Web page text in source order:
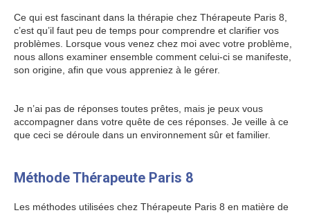
Ce qui est fascinant dans la thérapie chez Thérapeute Paris 8,
c’est qu’il faut peu de temps pour comprendre et clarifier vos
problèmes. Lorsque vous venez chez moi avec votre problème,
nous allons examiner ensemble comment celui-ci se manifeste,
son origine, afin que vous appreniez à le gérer.
Je n’ai pas de réponses toutes prêtes, mais je peux vous
accompagner dans votre quête de ces réponses. Je veille à ce
que ceci se déroule dans un environnement sûr et familier.
Méthode Thérapeute Paris 8
Les méthodes utilisées chez Thérapeute Paris 8 en matière de